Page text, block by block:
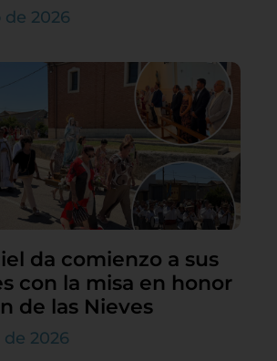
2026
da comienzo a sus
con la misa en honor
de las Nieves
2026